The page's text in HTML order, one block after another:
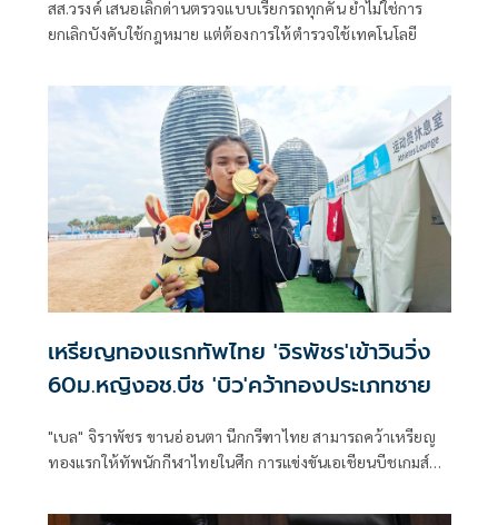
สส.วรงค์ เสนอเลิกด่านตรวจแบบเรียกรถทุกคัน ย้ำไม่ใช่การ
ยกเลิกบังคับใช้กฎหมาย แต่ต้องการให้ตำรวจใช้เทคโนโลยี
เหรียญทองแรกทัพไทย 'จิรพัชร'เข้าวินวิ่ง
60ม.หญิงอช.บีช 'บิว'คว้าทองประเภทชาย
"เบล" จิราพัชร ขานอ่อนตา นีกกรีฑาไทย สามารถคว้าเหรียญ
ทองแรกให้ทัพนักกีฬาไทยในศึก การแข่งขันเอเชียนบีชเกมส์
60 เมตรหญิง หลังออกสตาร์ทได้ดีวิ่งนำเข้าเส้นชัยเป็นคนแรก